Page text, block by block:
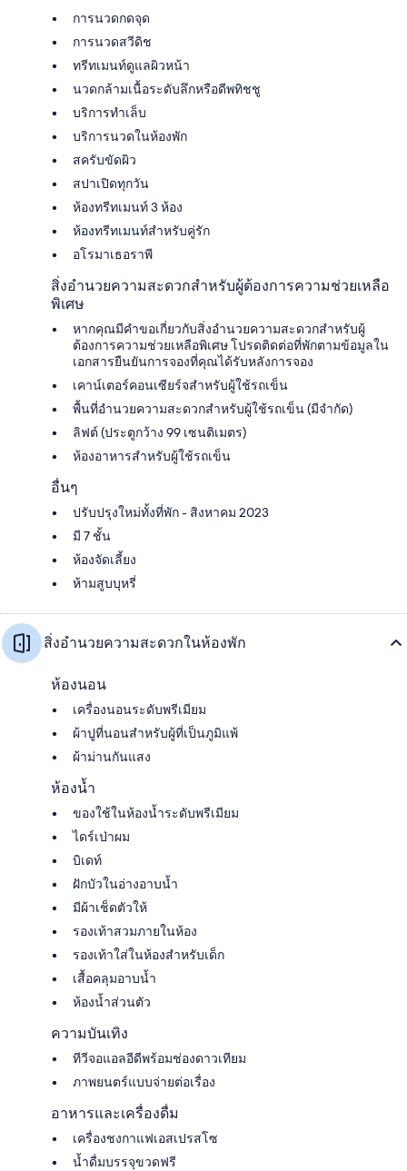
การนวดกดจุด
การนวดสวีดิช
ทรีทเมนท์ดูแลผิวหน้า
นวดกล้ามเนื้อระดับลึกหรือดีพทิชชู
บริการทำเล็บ
บริการนวดในห้องพัก
สครับขัดผิว
สปาเปิดทุกวัน
ห้องทรีทเมนท์ 3 ห้อง
ห้องทรีทเมนท์สำหรับคู่รัก
อโรมาเธอราพี
สิ่งอำนวยความสะดวกสำหรับผู้ต้องการความช่วยเหลือ
พิเศษ
หากคุณมีคำขอเกี่ยวกับสิ่งอำนวยความสะดวกสำหรับผู้
ต้องการความช่วยเหลือพิเศษ โปรดติดต่อที่พักตามข้อมูลใน
เอกสารยืนยันการจองที่คุณได้รับหลังการจอง
เคาน์เตอร์คอนเซียร์จสำหรับผู้ใช้รถเข็น
พื้นที่อำนวยความสะดวกสำหรับผู้ใช้รถเข็น (มีจำกัด)
ลิฟต์ (ประตูกว้าง 99 เซนติเมตร)
ห้องอาหารสำหรับผู้ใช้รถเข็น
อื่นๆ
ปรับปรุงใหม่ทั้งที่พัก - สิงหาคม 2023
มี 7 ชั้น
ห้องจัดเลี้ยง
ห้ามสูบบุหรี่
สิ่งอำนวยความสะดวกในห้องพัก
ห้องนอน
เครื่องนอนระดับพรีเมียม
ผ้าปูที่นอนสำหรับผู้ที่เป็นภูมิแพ้
ผ้าม่านกันแสง
ห้องน้ำ
ของใช้ในห้องน้ำระดับพรีเมียม
ไดร์เป่าผม
บิเดท์
ฝักบัวในอ่างอาบน้ำ
มีผ้าเช็ดตัวให้
รองเท้าสวมภายในห้อง
รองเท้าใส่ในห้องสำหรับเด็ก
เสื้อคลุมอาบน้ำ
ห้องน้ำส่วนตัว
ความบันเทิง
ทีวีจอแอลอีดีพร้อมช่องดาวเทียม
ภาพยนตร์แบบจ่ายต่อเรื่อง
อาหารและเครื่องดื่ม
เครื่องชงกาแฟเอสเปรสโซ
น้ำดื่มบรรจุขวดฟรี